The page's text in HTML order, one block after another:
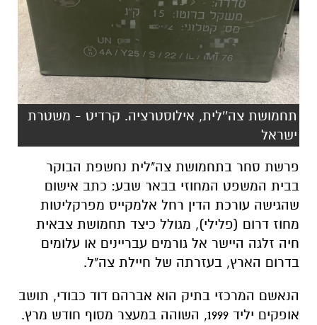
תחמושת צה''לית, אילוסטרציה. קרדיט - משטרת
ישראל
פרשת סחר בתחמושת צה"לית נחשפת הבוקר
בבית המשפט המחוזי בבאר שבע: כתב אישום
שהגישה עורכת הדין רחל אלמקייס מפרקליטות
מחוז דרום (פלילי), מגולל כיצד תחמושת צבאית
חיה זלגה היישר אל גורמים עבריינים או עלומים
בדרום הארץ, בעזרתה של חיילת צה"ל.
הנאשם המרכזי בתיק הוא אברהם דוד כבודי, תושב
אופקים יליד 1999, השוהה במעצר מסוף חודש מרץ.